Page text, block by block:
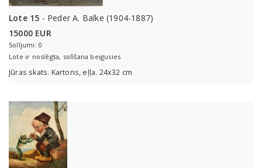
Lote 15 - Peder A. Balke (1904-1887)
15000 EUR
Solījumi: 0
Lote ir noslēgta, solīšana beigusies
Jūras skats. Kartons, eļļa. 24x32 cm